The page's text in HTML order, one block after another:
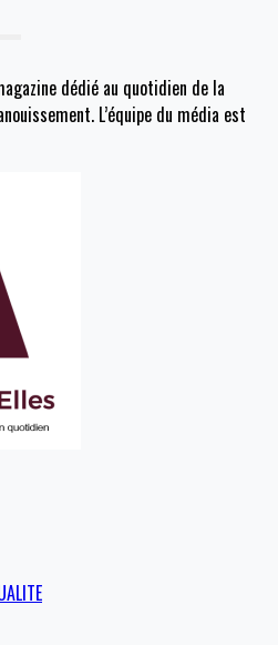
dédié au quotidien de la
L’équipe du média est